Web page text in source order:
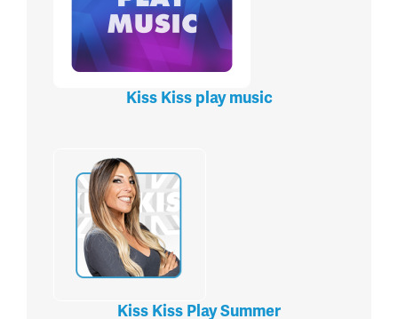
Kiss Kiss play music
Kiss Kiss Play Summer